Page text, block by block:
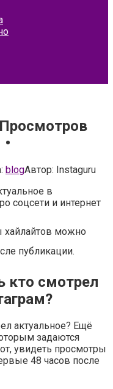
blogАвтор: Instaguru
в
соцсети и интернет
хайлайтов можно
публикации.
кто смотрел
актуальное? Ещё
задаются
увидеть просмотры
48 часов после